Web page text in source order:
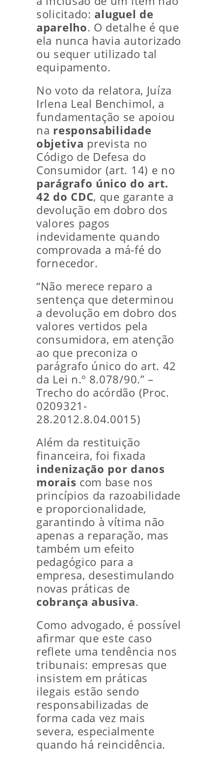
solicitado: aluguel de
aparelho. O detalhe é que
ela nunca havia autorizado
ou sequer utilizado tal
equipamento.
No voto da relatora, Juíza
Irlena Leal Benchimol, a
fundamentação se apoiou
na responsabilidade
objetiva prevista no
Código de Defesa do
Consumidor (art. 14) e no
parágrafo único do art.
42 do CDC, que garante a
devolução em dobro dos
valores pagos
indevidamente quando
comprovada a má-fé do
fornecedor.
“Não merece reparo a
sentença que determinou
a devolução em dobro dos
valores vertidos pela
consumidora, em atenção
ao que preconiza o
parágrafo único do art. 42
da Lei n.º 8.078/90.” –
Trecho do acórdão (Proc.
0209321-
28.2012.8.04.0015)
Além da restituição
financeira, foi fixada
indenização por danos
morais com base nos
princípios da razoabilidade
e proporcionalidade,
garantindo à vítima não
apenas a reparação, mas
também um efeito
pedagógico para a
empresa, desestimulando
novas práticas de
cobrança abusiva.
Como advogado, é possível
afirmar que este caso
reflete uma tendência nos
tribunais: empresas que
insistem em práticas
ilegais estão sendo
responsabilizadas de
forma cada vez mais
severa, especialmente
quando há reincidência.